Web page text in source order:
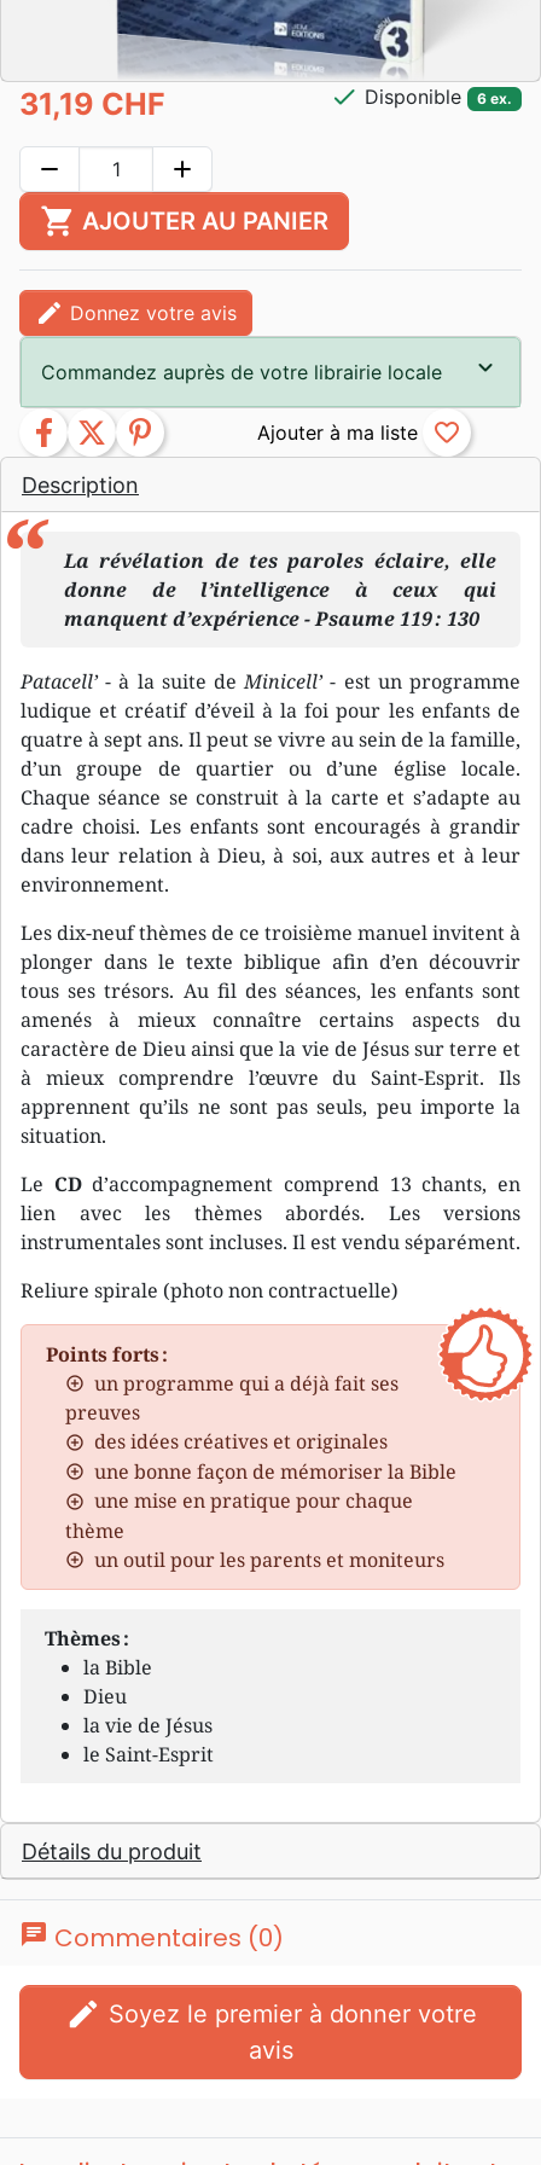
Description
La révélation de tes paroles éclaire, elle
donne de l’intelligence à ceux qui
manquent d’expérience - Psaume 119 : 130
Patacell’- à la suite deMinicell’- est un programme
ludique et créatif d’éveil à la foi pour les enfants de
quatre à sept ans. Il peut se vivre au sein de la famille,
d’un groupe de quartier ou d’une église locale.
Chaque séance se construit à la carte et s’adapte au
cadre choisi. Les enfants sont encouragés à grandir
dans leur relation à Dieu, à soi, aux autres et à leur
environnement.
Les dix-neuf thèmes de ce troisième manuel invitent à
plonger dans le texte biblique afin d’en découvrir
tous ses trésors. Au fil des séances, les enfants sont
amenés à mieux connaître certains aspects du
caractère de Dieu ainsi que la vie de Jésus sur terre et
à mieux comprendre l’œuvre du Saint-Esprit. Ils
apprennent qu’ils ne sont pas seuls, peu importe la
situation.
Le CDd’accompagnement comprend 13 chants, en
lien avec les thèmes abordés. Les versions
instrumentales sont incluses. Il est vendu séparément.
Reliure spirale (photo non contractuelle)
Points forts :
un programme qui a déjà fait ses
preuves
des idées créatives et originales
une bonne façon de mémoriser la Bible
une mise en pratique pour chaque
thème
un outil pour les parents et moniteurs
Thèmes :
la Bible
Dieu
la vie de Jésus
le Saint-Esprit
Détails du produit
31,19 CHF check Disponible 6 ex.
remove add
shopping_cart AJOUTER AU PANIER
edit Donnez votre avis
Commandez auprès de votre librairie locale
facebook twitter pinterest favorite_border
chat Commentaires (0)
edit
avis